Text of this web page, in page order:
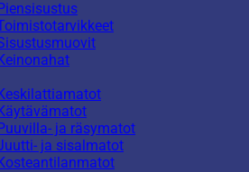
ja räsymatot
ja sisalmatot